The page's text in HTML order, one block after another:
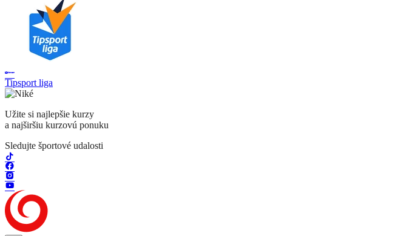
Tipsport liga
Užite si najlepšie kurzy
a najširšiu kurzovú ponuku
Sledujte športové udalosti